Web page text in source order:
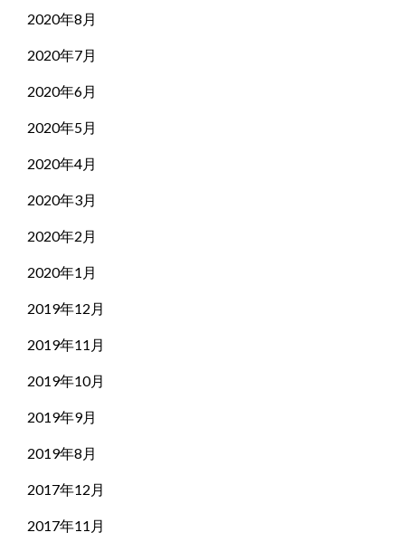
2020年8月
2020年7月
2020年6月
2020年5月
2020年4月
2020年3月
2020年2月
2020年1月
2019年12月
2019年11月
2019年10月
2019年9月
2019年8月
2017年12月
2017年11月